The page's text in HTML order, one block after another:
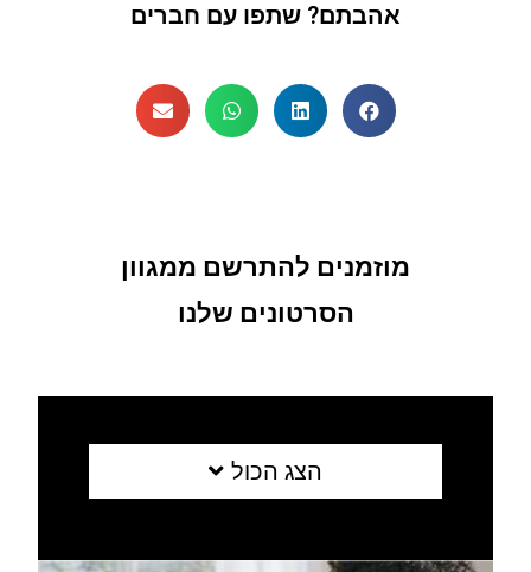
אהבתם? שתפו עם חברים
מוזמנים להתרשם ממגוון
הסרטונים שלנו
הצג הכול